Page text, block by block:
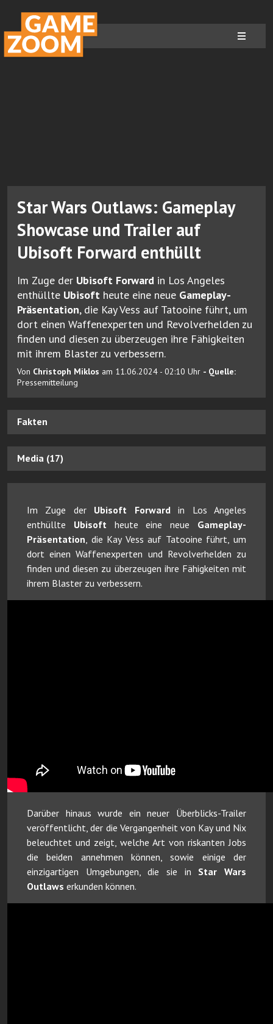
Star Wars Outlaws: Gameplay
Showcase und Trailer auf
Ubisoft Forward enthüllt
Im Zuge der Ubisoft Forward in Los Angeles
enthüllte Ubisoft heute eine neue Gameplay-
Präsentation, die Kay Vess auf Tatooine führt, um
dort einen Waffenexperten und Revolverhelden zu
finden und diesen zu überzeugen ihre Fähigkeiten
mit ihrem Blaster zu verbessern.
Von Christoph Miklos am 11.06.2024 - 02:10 Uhr - Quelle:
Pressemitteilung
Fakten
Media (17)
Im Zuge der Ubisoft Forwardin Los Angeles
enthüllte Ubisoft heute eine neue Gameplay-
Präsentation , die Kay Vess auf Tatooine führt, um
dort einen Waffenexperten und Revolverhelden zu
finden und diesen zu überzeugen ihre Fähigkeiten mit
ihrem Blaster zu verbessern.
Darüber hinaus wurde ein neuer Überblicks-Trailer
veröffentlicht, der die Vergangenheit von Kay und Nix
beleuchtet und zeigt, welche Art von riskanten Jobs
die beiden annehmen können, sowie einige der
einzigartigen Umgebungen, die sie in Star Wars
Outlaws erkunden können. ​